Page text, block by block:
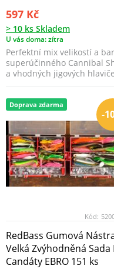
597 Kč
> 10 ks Skladem
U vás doma: zítra
Perfektní mix velikostí a
superúčinného Cannibal
a vhodných jigových
-
Doprava zdarma
Kód:
RedBass Gumová
Velká Zvýhodněná Sada
Candáty EBRO 151 ks